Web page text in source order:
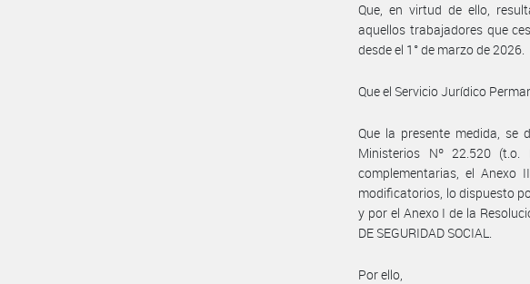
Que, en virtud de ello,
aquellos trabajadores que
desde el 1° de marzo de 2026.
Que el Servicio Jurídico
Que la presente medida,
Ministerios Nº 22.520
complementarias, el
modificatorios, lo dispuesto
y por el Anexo I de la
DE SEGURIDAD SOCIAL.
Por ello,